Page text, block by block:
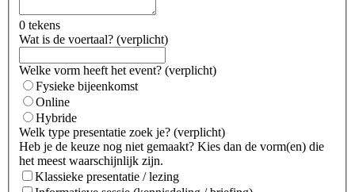
0 tekens
Wat is de voertaal? (verplicht)
Welke vorm heeft het event? (verplicht)
Fysieke bijeenkomst
Online
Hybride
Welk type presentatie zoek je? (verplicht)
Heb je de keuze nog niet gemaakt? Kies dan de vorm(en) die
het meest waarschijnlijk zijn.
Klassieke presentatie / lezing